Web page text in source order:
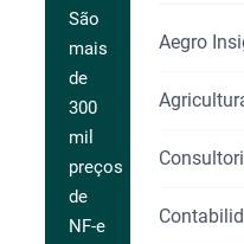
São
mais
de
300
mil
preços
de
NF-e
Aegro